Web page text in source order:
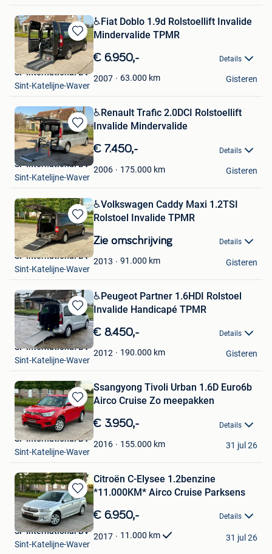
Bewaren
in
Mijn
Favorieten
️️♿️Fiat Doblo 1.9d Rolstoellift Invalide
Mindervalide TPMR
€ 6.950,- Details
2007 63.000 km
SF International BV
Sint-Katelijne-Waver
Gisteren
Bewaren
in
Mijn
Favorieten
️♿️Renault Trafic 2.0DCI Rolstoellift
Invalide Mindervalide
€ 7.450,- Details
2006 175.000 km
SF International BV
Sint-Katelijne-Waver
Gisteren
Bewaren
in
Mijn
Favorieten
️️♿️Volkswagen Caddy Maxi 1.2TSI
Rolstoel Invalide TPMR
Zie omschrijving Details
2013 91.000 km
SF International BV
Sint-Katelijne-Waver
Gisteren
Bewaren
in
Mijn
Favorieten
️♿️Peugeot Partner 1.6HDI Rolstoel
Invalide Handicapé TPMR
€ 8.450,- Details
2012 190.000 km
SF International BV
Sint-Katelijne-Waver
Gisteren
Bewaren
in
Mijn
Favorieten
Ssangyong Tivoli Urban 1.6D Euro6b
Airco Cruise Zo meepakken
€ 3.950,- Details
2016 155.000 km
SF International BV
Sint-Katelijne-Waver
31 jul 26
Bewaren
in
Mijn
Favorieten
Citroën C-Elysee 1.2benzine
*11.000KM* Airco Cruise Parksens
€ 6.950,- Details
2017 11.000 km
SF International BV
Sint-Katelijne-Waver
31 jul 26